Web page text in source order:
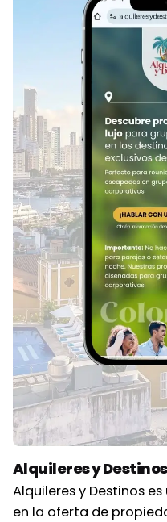
Alquileres y Destinos
Alquileres y Destinos
en la oferta de